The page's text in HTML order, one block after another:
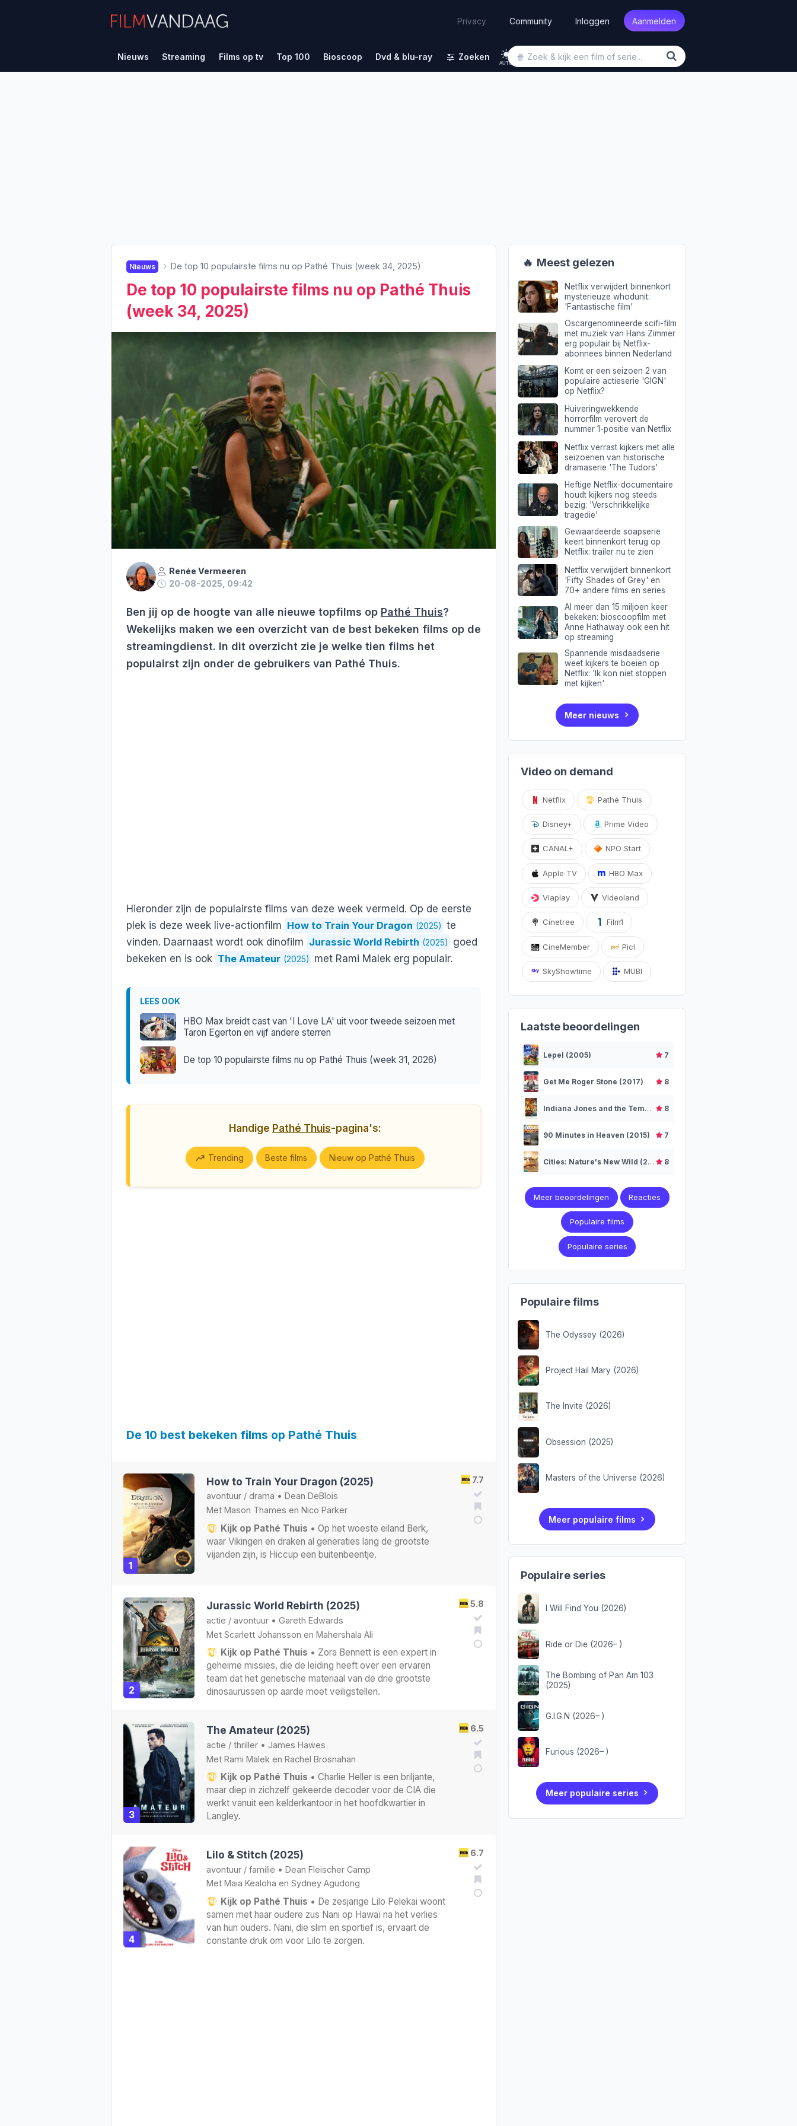
Privacy Community Inloggen Aanmelden
Nieuws Streaming Films op tv Top 100 Bioscoop Dvd & blu-ray Zoeken
AUTO
Nieuws De top 10 populairste films nu op Pathé Thuis (week 34, 2025)
De top 10 populairste films nu op Pathé Thuis
(week 34, 2025)
Renée Vermeeren
20-08-2025, 09:42
Ben jij op de hoogte van alle nieuwe topfilms op Pathé Thuis?
Wekelijks maken we een overzicht van de best bekeken films op de
streamingdienst. In dit overzicht zie je welke tien films het
populairst zijn onder de gebruikers van Pathé Thuis.
Hieronder zijn de populairste films van deze week vermeld. Op de eerste
plek is deze week live-actionfilm How to Train Your Dragon (2025)
te
vinden. Daarnaast wordt ook dinofilm Jurassic World Rebirth (2025)
goed
bekeken en is ook The Amateur (2025) met Rami Malek erg populair.
LEES OOK
HBO Max breidt cast van 'I Love LA' uit voor tweede seizoen met
Taron Egerton en vijf andere sterren
De top 10 populairste films nu op Pathé Thuis (week 31, 2026)
Handige Pathé Thuis-pagina's:
Trending Beste films Nieuw op Pathé Thuis
De 10 best bekeken films op Pathé Thuis
1
7.7
How to Train Your Dragon (2025)
avontuur / drama • Dean DeBlois
Met Mason Thames en Nico Parker
Kijk op Pathé Thuis • Op het woeste eiland Berk,
waar Vikingen en draken al generaties lang de grootste
vijanden zijn, is Hiccup een buitenbeentje.
2
5.8
Jurassic World Rebirth (2025)
actie / avontuur • Gareth Edwards
Met Scarlett Johansson en Mahershala Ali
Kijk op Pathé Thuis • Zora Bennett is een expert in
geheime missies, die de leiding heeft over een ervaren
team dat het genetische materiaal van de drie grootste
dinosaurussen op aarde moet veiligstellen.
3
6.5
The Amateur (2025)
actie / thriller • James Hawes
Met Rami Malek en Rachel Brosnahan
Kijk op Pathé Thuis • Charlie Heller is een briljante,
maar diep in zichzelf gekeerde decoder voor de CIA die
werkt vanuit een kelderkantoor in het hoofdkwartier in
Langley.
4
6.7
Lilo & Stitch (2025)
avontuur / familie • Dean Fleischer Camp
Met Maia Kealoha en Sydney Agudong
Kijk op Pathé Thuis • De zesjarige Lilo Pelekai woont
samen met haar oudere zus Nani op Hawaï na het verlies
van hun ouders. Nani, die slim en sportief is, ervaart de
constante druk om voor Lilo te zorgen.
🔥 Meest gelezen
Netflix verwijdert binnenkort
mysterieuze whodunit:
'Fantastische film'
Oscargenomineerde scifi-film
met muziek van Hans Zimmer
erg populair bij Netflix-
abonnees binnen Nederland
Komt er een seizoen 2 van
populaire actieserie 'GIGN'
op Netflix?
Huiveringwekkende
horrorfilm verovert de
nummer 1-positie van Netflix
Netflix verrast kijkers met alle
seizoenen van historische
dramaserie 'The Tudors'
Heftige Netflix-documentaire
houdt kijkers nog steeds
bezig: 'Verschrikkelijke
tragedie'
Gewaardeerde soapserie
keert binnenkort terug op
Netflix: trailer nu te zien
Netflix verwijdert binnenkort
'Fifty Shades of Grey' en
70+ andere films en series
Al meer dan 15 miljoen keer
bekeken: bioscoopfilm met
Anne Hathaway ook een hit
op streaming
Spannende misdaadserie
weet kijkers te boeien op
Netflix: 'Ik kon niet stoppen
met kijken'
Meer nieuws
Video on demand
Netflix Pathé Thuis
Disney+ Prime Video
CANAL+ NPO Start
Apple TV HBO Max
Viaplay Videoland
Cinetree Film1
CineMember Picl
SkyShowtime MUBI
Laatste beoordelingen
Lepel (2005) 7
Get Me Roger Stone (2017) 8
Indiana Jones and the Temple of Doom (1984) 8
90 Minutes in Heaven (2015) 7
Cities: Nature's New Wild (2018–2019) 8
Meer beoordelingen Reacties
Populaire films
Populaire series
Populaire films
The Odyssey (2026)
Project Hail Mary (2026)
The Invite (2026)
Obsession (2025)
Masters of the Universe (2026)
Meer populaire films
Populaire series
I Will Find You (2026)
Ride or Die (2026– )
The Bombing of Pan Am 103
(2025)
G.I.G.N (2026– )
Furious (2026– )
Meer populaire series